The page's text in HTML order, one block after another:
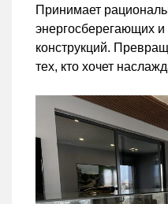
Принимает
энергосберегающих и
конструкций.
тех, кто хочет